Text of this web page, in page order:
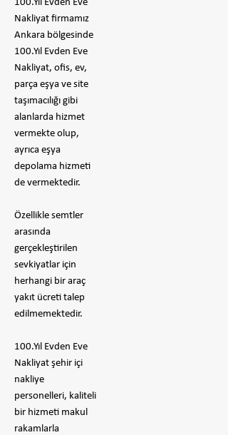
100.Yıl Evden Eve
Nakliyat firmamız
Ankara bölgesinde
100.Yıl Evden Eve
Nakliyat, ofis, ev,
parça eşya ve site
taşımacılığı gibi
alanlarda hizmet
vermekte olup,
ayrıca eşya
depolama hizmeti
de vermektedir.
Özellikle semtler
arasında
gerçekleştirilen
sevkiyatlar için
herhangi bir araç
yakıt ücreti talep
edilmemektedir.
100.Yıl Evden Eve
Nakliyat şehir içi
nakliye
personelleri, kaliteli
bir hizmeti makul
rakamlarla